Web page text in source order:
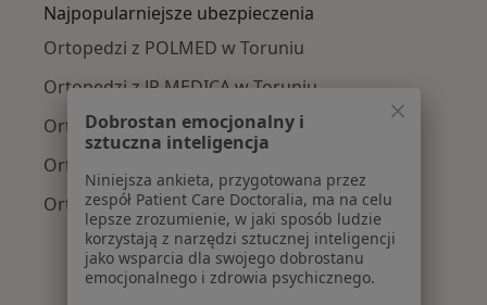
Najpopularniejsze ubezpieczenia
Ortopedzi z POLMED w Toruniu
Ortopedzi z JP MEDICA w Toruniu
Ortopedzi z Compensa w Toruniu
Ortopedzi z Signal Iduna w Toruniu
Ortopedzi z Enel-med w Toruniu
Dobrostan emocjonalny i
sztuczna inteligencja
Niniejsza ankieta, przygotowana przez
zespół Patient Care Doctoralia, ma na celu
lepsze zrozumienie, w jaki sposób ludzie
korzystają z narzędzi sztucznej inteligencji
jako wsparcia dla swojego dobrostanu
emocjonalnego i zdrowia psychicznego.